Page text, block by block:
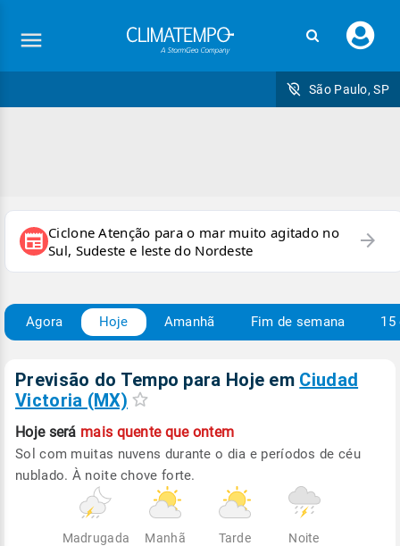
seu
São Paulo, SP
newspaper Ciclone Atenção para o mar muito agitado no
Sul, Sudeste e leste do Nordeste
arrow_forward
Agora Hoje Amanhã Fim de semana 15
Previsão do Tempo para Hoje em Ciudad
Victoria (MX)
Hoje será mais quente que ontem
Sol com muitas nuvens durante o dia e períodos de céu
nublado. À noite chove forte.
Madrugada Manhã Tarde Noite